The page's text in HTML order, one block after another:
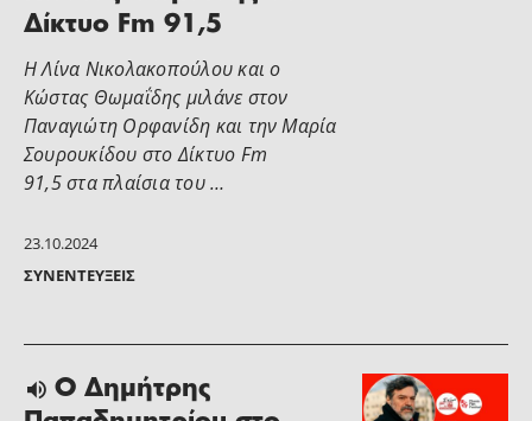
23.10.2024
ΣΥΝΕΝΤΕΎΞΕΙΣ
Δίκτυο Fm 91,5
Η Λίνα Νικολακοπούλου και ο
Κώστας Θωμαΐδης μιλάνε στον
Παναγιώτη Ορφανίδη και την Μαρία
Σουρουκίδου στο Δίκτυο Fm
91,5 στα πλαίσια του …
Ο Δημήτρης